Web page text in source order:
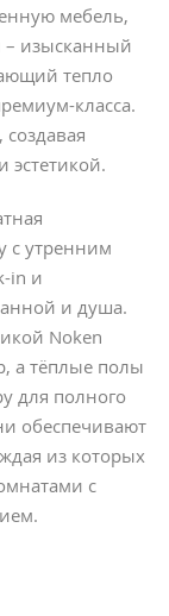
мебель,
изысканный
тепло
класса.
с утренним
in и
и душа.
Noken
а тёплые полы
для полного
обеспечивают
из которых
с